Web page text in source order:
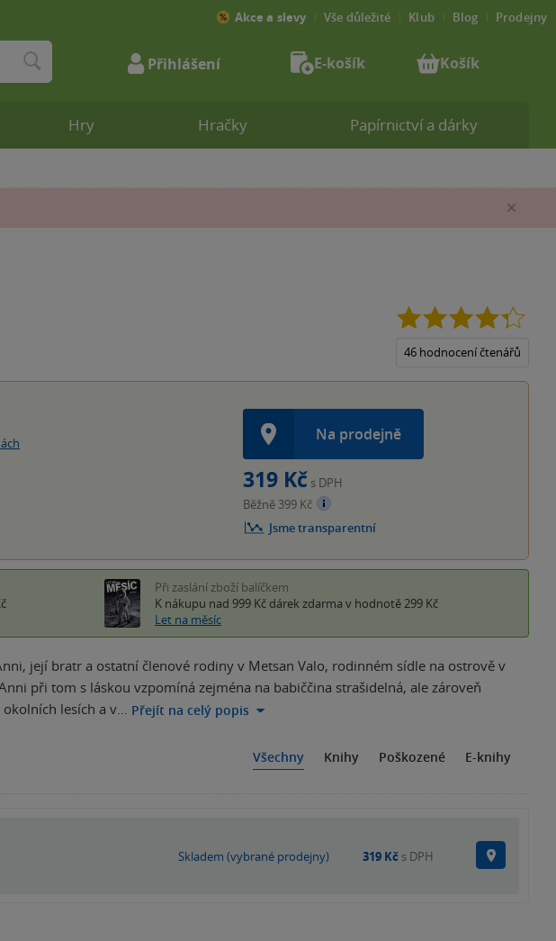
46 hodnocení čtenářů
Na prodejně
319 Kč s DPH
Běžně 399 Kč
Jsme transparentní
Při zaslání zboží balíčkem
K nákupu nad 999 Kč dárek zdarma v hodnotě 299 Kč
Let na měsíc
její bratr a ostatní členové rodiny v Metsan Valo, rodinném sídle na ostrově v
při tom s láskou vzpomíná zejména na babiččina strašidelná, ale zároveň
lesích a v… Přejít na celý popis
Všechny Knihy Poškozené E-knihy
Skladem (vybrané prodejny) 319 Kč s DPH
Hry Hračky Papírnictví a dárky
Akce a slevy Vše důležité Klub Blog Prodejny
Přihlášení E-košík Košík